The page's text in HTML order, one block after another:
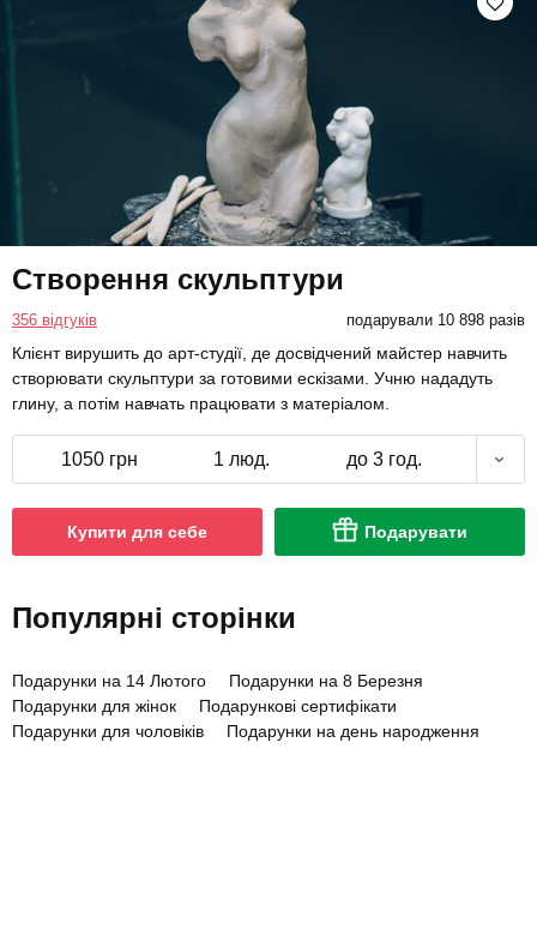
Створення скульптури
356 відгуків подарували 10 898 разів
Клієнт вирушить до арт-студії, де досвідчений майстер навчить
створювати скульптури за готовими ескізами. Учню нададуть
глину, а потім навчать працювати з матеріалом.
1050 грн 1 люд. до 3 год.
Купити для себе Подарувати
Популярні сторінки
Подарунки на 14 Лютого
Подарунки на 8 Березня
Подарунки для жінок
Подарункові сертифікати
Подарунки для чоловіків
Подарунки на день народження